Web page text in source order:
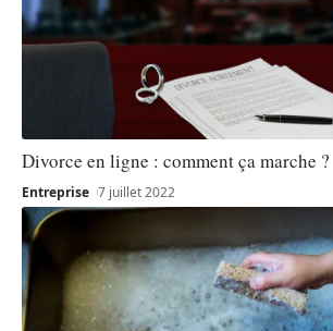
Divorce en ligne : comment ça marche ?
Entreprise 7 juillet 2022